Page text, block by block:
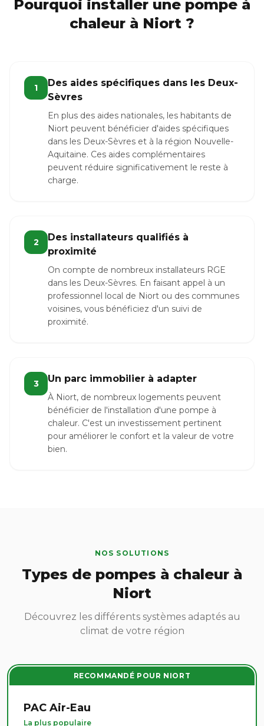
Pourquoi installer une pompe à
chaleur à Niort ?
1
Des aides spécifiques dans les Deux-
Sèvres
En plus des aides nationales, les habitants de
Niort peuvent bénéficier d'aides spécifiques
dans les Deux-Sèvres et à la région Nouvelle-
Aquitaine. Ces aides complémentaires
peuvent réduire significativement le reste à
charge.
2
Des installateurs qualifiés à
proximité
On compte de nombreux installateurs RGE
dans les Deux-Sèvres. En faisant appel à un
professionnel local de Niort ou des communes
voisines, vous bénéficiez d'un suivi de
proximité.
3 Un parc immobilier à adapter
À Niort, de nombreux logements peuvent
bénéficier de l'installation d'une pompe à
chaleur. C'est un investissement pertinent
pour améliorer le confort et la valeur de votre
bien.
NOS SOLUTIONS
Types de pompes à chaleur à
Niort
Découvrez les différents systèmes adaptés au
climat de votre région
RECOMMANDÉ POUR NIORT
PAC Air-Eau
La plus populaire